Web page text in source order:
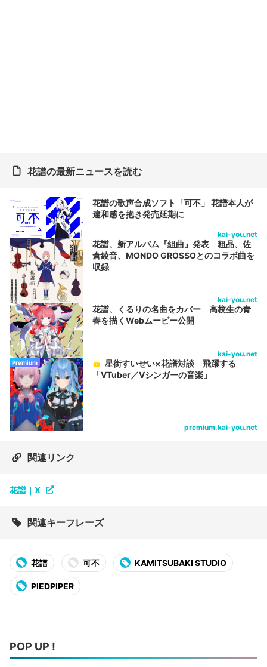
花譜の最新ニュースを読む
花譜の歌声合成ソフト「可不」 花譜本人が
違和感を抱き発売延期に
kai-you.net
花譜、新アルバム『組曲』発表 粗品、佐
倉綾音、MONDO GROSSOとのコラボ曲を
収録
kai-you.net
花譜、くるりの名曲をカバー 高校生の青
春を描くWebムービー公開
kai-you.net
Premium
星街すいせい×花譜対談 飛躍する
「VTuber／Vシンガーの音楽」
premium.kai-you.net
関連リンク
花譜｜X
関連キーフレーズ
花譜 可不 KAMITSUBAKI STUDIO
PIEDPIPER
POP UP !